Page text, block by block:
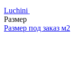
Luchini
Размер
Размер под заказ м2